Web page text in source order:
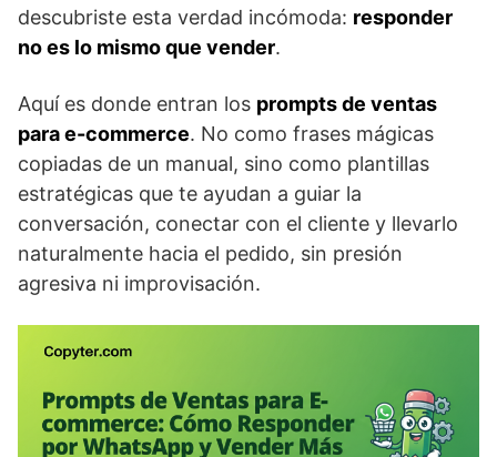
descubriste esta verdad incómoda: responder
no es lo mismo que vender.
Aquí es donde entran los prompts de ventas
para e-commerce. No como frases mágicas
copiadas de un manual, sino como plantillas
estratégicas que te ayudan a guiar la
conversación, conectar con el cliente y llevarlo
naturalmente hacia el pedido, sin presión
agresiva ni improvisación.